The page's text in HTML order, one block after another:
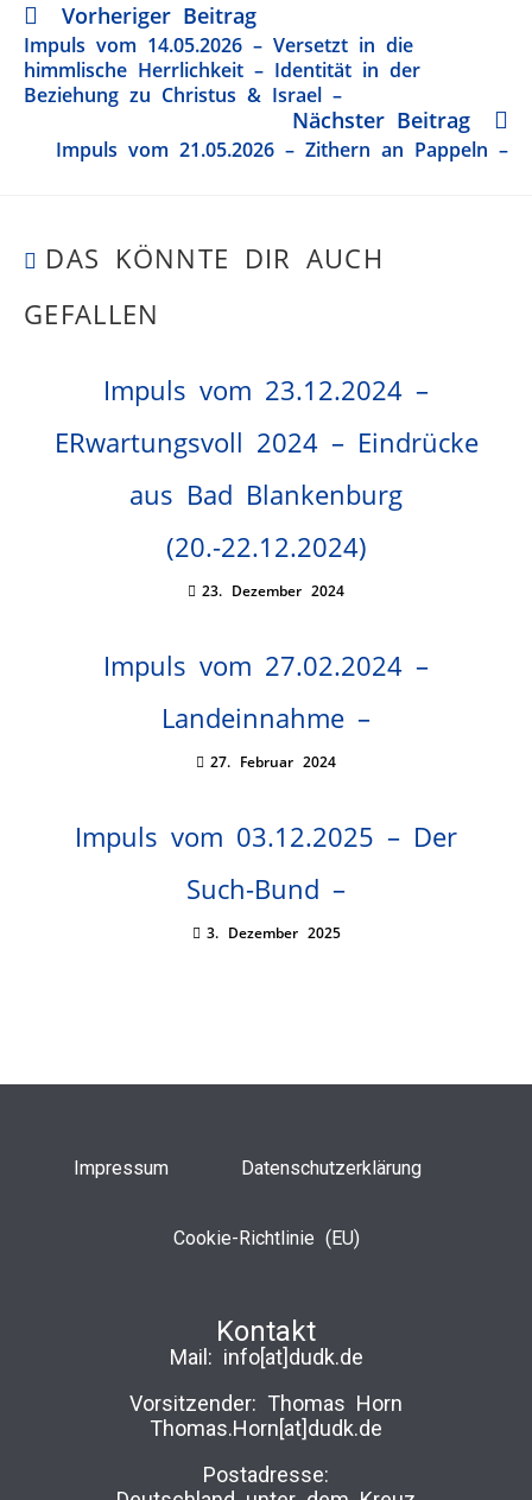
Vorheriger Beitrag
Impuls vom 14.05.2026 – Versetzt in die
himmlische Herrlichkeit – Identität in der
Beziehung zu Christus & Israel –
Nächster Beitrag
Impuls vom 21.05.2026 – Zithern an Pappeln –
DAS KÖNNTE DIR AUCH
GEFALLEN
Impuls vom 23.12.2024 –
ERwartungsvoll 2024 – Eindrücke
aus Bad Blankenburg
(20.-22.12.2024)
23. Dezember 2024
Impuls vom 27.02.2024 –
Landeinnahme –
27. Februar 2024
Impuls vom 03.12.2025 – Der
Such-Bund –
3. Dezember 2025
Impressum Datenschutzerklärung
Cookie-Richtlinie (EU)
Kontakt
Mail: info[at]dudk.de
Vorsitzender: Thomas Horn
Thomas.Horn[at]dudk.de
Postadresse: